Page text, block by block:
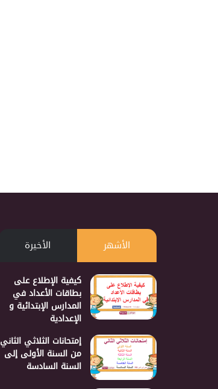
الأشهر الأخيرة
كيفية الإطلاع على
بطاقات الأعداد في
المدارس الإبتدائية و
الإعدادية
إمتحانات الثلاثي الثاني
من السنة الأولى إلى
السنة السادسة